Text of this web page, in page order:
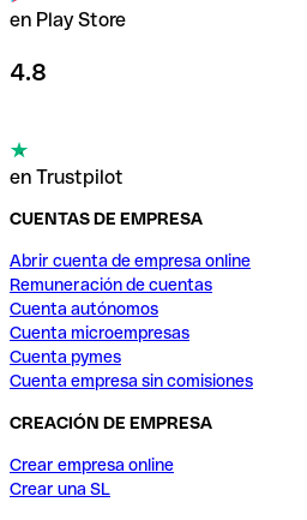
en Play Store
4.8
en Trustpilot
CUENTAS DE EMPRESA
Abrir cuenta de empresa online
Remuneración de cuentas
Cuenta autónomos
Cuenta microempresas
Cuenta pymes
Cuenta empresa sin comisiones
CREACIÓN DE EMPRESA
Crear empresa online
Crear una SL